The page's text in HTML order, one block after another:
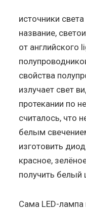
источники
название,
от английского
свойства
излучает свет
протекании по
считалось, что
белым
изготовить
красное,
получить белый
Сама LED-лампа